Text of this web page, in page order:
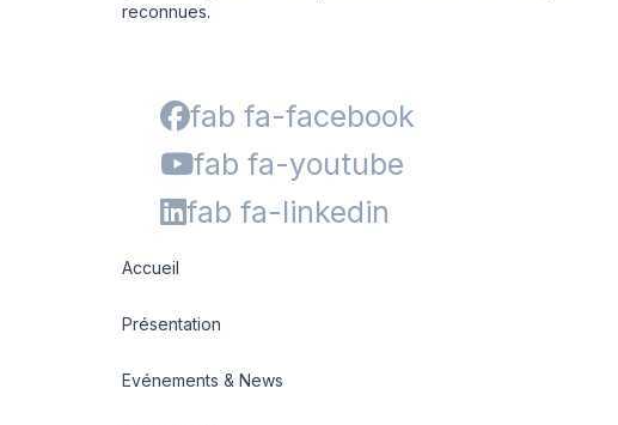
reconnues.
fab fa-facebook
fab fa-youtube
fab fa-linkedin
Accueil
Présentation
Evénements & News